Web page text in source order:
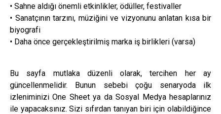
• Sahne aldığı önemli etkinlikler, ödüller, festivaller
• Sanatçının tarzını, müziğini ve vizyonunu anlatan kısa bir
biyografi
• Daha önce gerçekleştirilmiş marka iş birlikleri (varsa)
Bu sayfa mutlaka düzenli olarak, tercihen her ay
güncellenmelidir. Bunun sebebi çoğu senaryoda ilk
izleniminizi One Sheet ya da Sosyal Medya hesaplarınız
ile yapacaksınız. Sizi sıfırdan tanıyan biri için olabildiğince